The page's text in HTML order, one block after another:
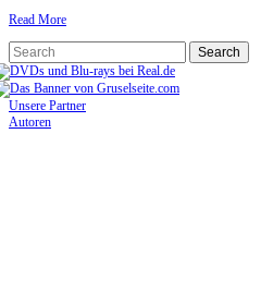
Read More
Unsere Partner
Autoren